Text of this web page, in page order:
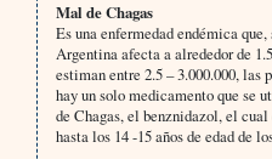
Mal de Chagas
Es una enfermedad endémica
Argentina afecta a alrededor de
estiman entre 2.5 – 3.000.000, las
hay un solo medicamento que se
de Chagas, el benznidazol, el
hasta los 14 -15 años de edad de